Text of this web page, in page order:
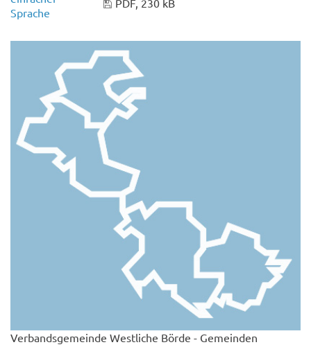
Verbandsgemeinde Westliche Börde - Gemeinden